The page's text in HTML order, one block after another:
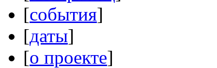
[события]
[даты]
[о проекте]